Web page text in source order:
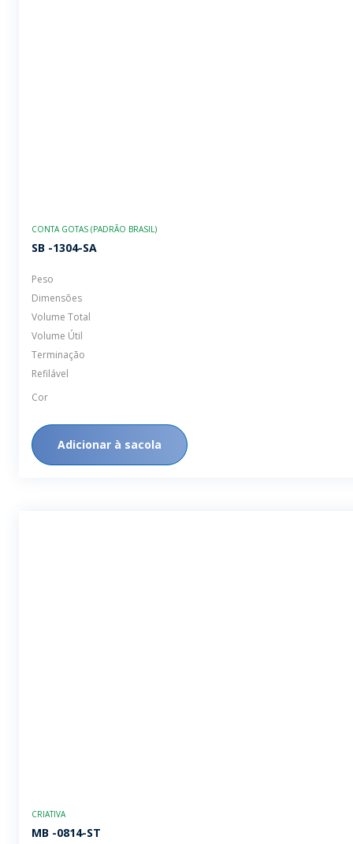
CONTA GOTAS (PADRÃO BRASIL)
SB -1304-SA
Peso
Dimensões
Volume Total
Volume Útil
Terminação
Refilável
Cor
Adicionar à sacola
CRIATIVA
MB -0814-ST